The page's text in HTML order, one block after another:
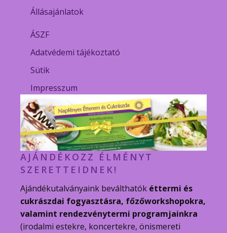
Állásajánlatok
ÁSZF
Adatvédemi tájékoztató
Sütik
Impresszum
AJÁNDÉKOZZ ÉLMÉNYT
SZERETTEIDNEK!
Ajándékutalványaink beválthatók éttermi és
cukrászdai fogyasztásra, főzőworkshopokra,
valamint rendezvénytermi programjainkra
(irodalmi estekre, koncertekre, önismereti